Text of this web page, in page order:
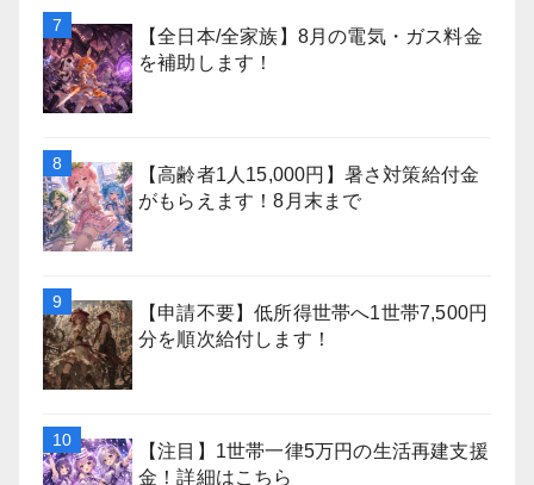
【全日本/全家族】8月の電気・ガス料金
を補助します！
【高齢者1人15,000円】暑さ対策給付金
がもらえます！8月末まで
【申請不要】低所得世帯へ1世帯7,500円
分を順次給付します！
【注目】1世帯一律5万円の生活再建支援
金！詳細はこちら